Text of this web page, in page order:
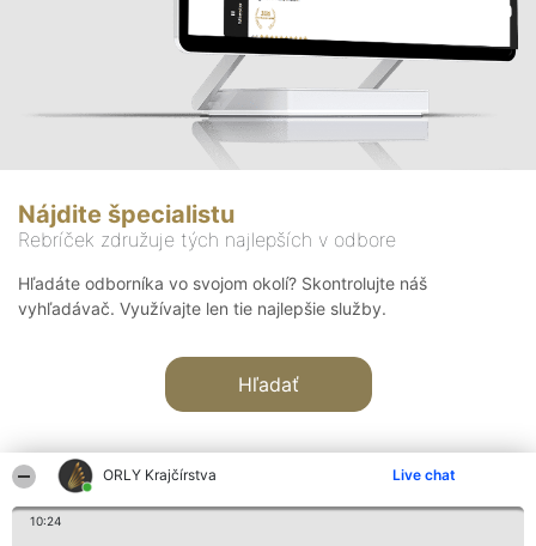
ORLY Krajčírstva Live chat
10:24
Nájdite špecialistu
Rebríček združuje tých najlepších v odbore
Hľadáte odborníka vo svojom okolí? Skontrolujte náš
vyhľadávač. Využívajte len tie najlepšie služby.
Hľadať